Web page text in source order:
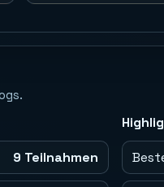
9 Teilnahmen